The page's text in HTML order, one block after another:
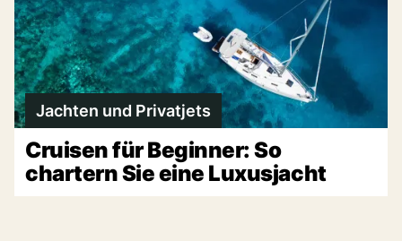
Jachten und Privatjets
Cruisen für Beginner: So
chartern Sie eine Luxusjacht